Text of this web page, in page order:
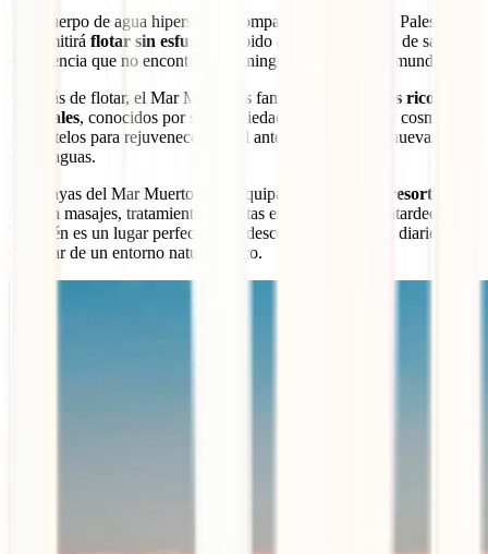
Este cuerpo de agua hipersalina, compartido con Israel y Palestina,
te permitirá flotar sin esfuerzo
debido a su alta densidad de sal, una
experiencia que no encontrarás en ningún otro lugar del mundo.
Además de flotar, el Mar Muerto es famoso por sus
lodos ricos en
minerales, conocidos por sus propiedades terapéuticas y cosméticas.
Aplícatelos para rejuvenecer la piel antes de sumergirte nuevamente
en las aguas.
Las playas del Mar Muerto están equipadas con
spas y resorts
ofrecen masajes, tratamientos y vistas espectaculares al atardecer.
También es un lugar perfecto para desconectar del estrés diario y
disfrutar de un entorno natural único.